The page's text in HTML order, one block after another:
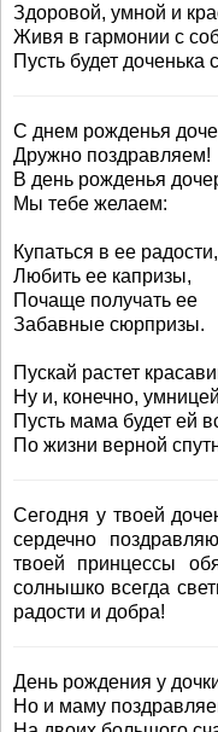
Здоровой, умной и
Живя в гармонии с
Пусть будет доченька
С днем рожденья
Дружно поздравляем!
В день рожденья
Мы тебе желаем:
Купаться в ее радости,
Любить ее капризы,
Почаще получать ее
Забавные сюрпризы.
Пускай растет
Ну и, конечно,
Пусть мама будет ей
По жизни верной
Сегодня у твоей
сердечно
твоей принцессы
солнышко всегда
радости и добра!
День рождения у
Но и маму